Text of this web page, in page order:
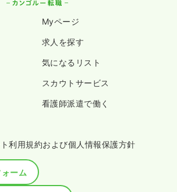
Myページ
求人を探す
気になるリスト
スカウトサービス
看護師派遣で働く
利用規約および個人情報保護方針
ーム